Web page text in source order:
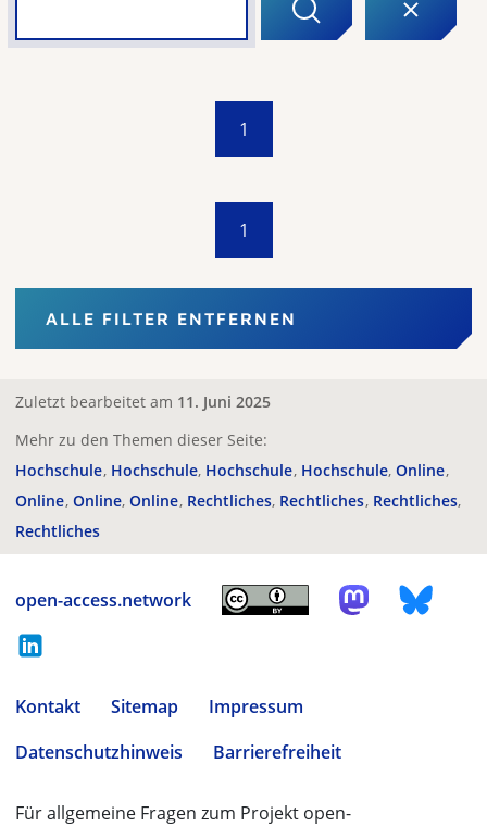
1
1
ALLE FILTER ENTFERNEN
Zuletzt bearbeitet am 11. Juni 2025
Mehr zu den Themen dieser Seite:
Hochschule Hochschule Hochschule Hochschule Online
Online Online Online Rechtliches Rechtliches Rechtliches
Rechtliches
open-access.network
Kontakt Sitemap
Impressum
Datenschutzhinweis
Barrierefreiheit
Für allgemeine Fragen zum Projekt open-